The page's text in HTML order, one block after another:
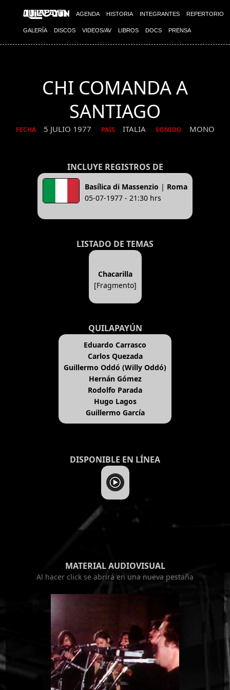
AGENDA HISTORIA INTEGRANTES REPERTORIO
GALERÍA DISCOS VIDEOS/AV LIBROS DOCS PRENSA
CHI COMANDA A
SANTIAGO
FECHA 5 JULIO 1977 PAIS ITALIA SONIDO MONO
INCLUYE REGISTROS DE
Basílica di Massenzio | Roma
05-07-1977 - 21:30 hrs
LISTADO DE TEMAS
Chacarilla
[Fragmento]
QUILAPAYÚN
Eduardo Carrasco
Carlos Quezada
Guillermo Oddó (Willy Oddó)
Hernán Gómez
Rodolfo Parada
Hugo Lagos
Guillermo García
DISPONIBLE EN LÍNEA
MATERIAL AUDIOVISUAL
Al hacer click se abrirá en una nueva pestaña